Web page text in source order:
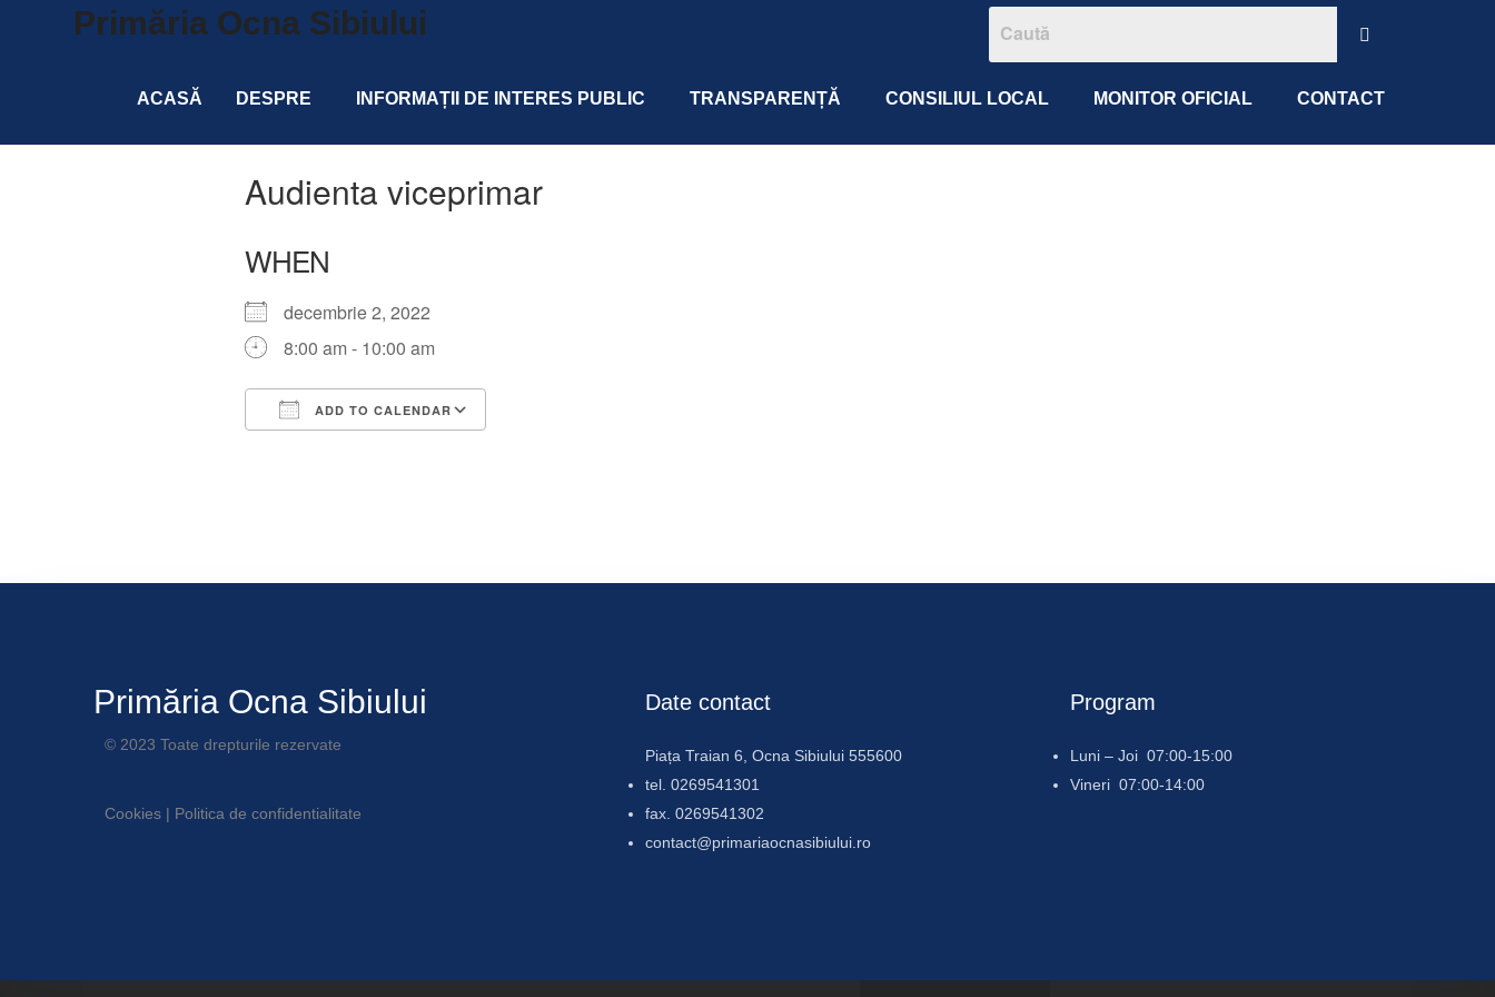
Primăria Ocna Sibiului
ACASĂ DESPRE INFORMAȚII DE INTERES PUBLIC TRANSPARENȚĂ CONSILIUL LOCAL MONITOR OFICIAL CONTACT
Audienta viceprimar
WHEN
decembrie 2, 2022
8:00 am - 10:00 am
ADD TO CALENDAR
Primăria Ocna Sibiului
© 2023 Toate drepturile rezervate
Cookies| Politica de confidentialitate
Date contact
Piața Traian 6, Ocna Sibiului 555600
tel. 0269541301
fax. 0269541302
contact@primariaocnasibiului.ro
Program
Luni – Joi 07:00-15:00
Vineri 07:00-14:00